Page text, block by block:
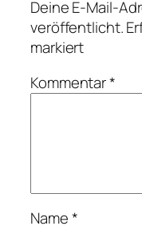
Deine E-Mail-
veröffentlicht.
markiert
Kommentar*
Name*